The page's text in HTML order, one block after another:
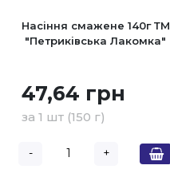
Насіння смажене 140г ТМ
"Петриківська Лакомка"
47,64 грн
за 1 шт (150 г)
- +